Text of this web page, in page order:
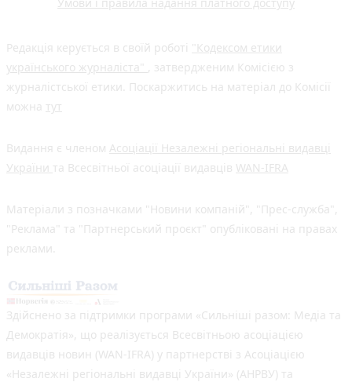
Редакція керується в своїй роботі "Кодексом етики
українського журналіста"
, затвердженим Комісією з
журналістської етики. Поскаржитись на матеріал до Комісії
можна тут
Видання є членом Асоціації Незалежні регіональні видавці
України та Всесвітньої асоціації видавців WAN-IFRA
Матеріали з позначками "Новини компаній", "Прес-служба",
"Реклама" та "Партнерський проєкт" опубліковані на правах
реклами.
Здійснено за підтримки програми «Сильніші разом: Медіа та
Демократія», що реалізується Всесвітньою асоціацією
видавців новин (WAN-IFRA) у партнерстві з Асоціацією
«Незалежні регіональні видавці України» (АНРВУ) та